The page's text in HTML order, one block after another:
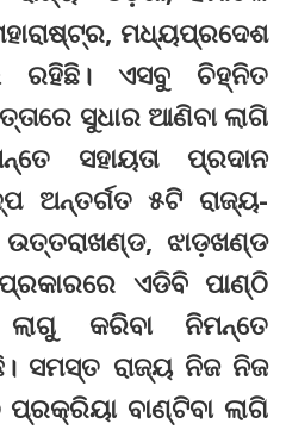
ମଧ୍ୟପ୍ରଦେଶ
ରହିଛି। ଏସବୁ ଚିହ୍ନିତ
ସୁଧାର ଆଣିବା ଲାଗି
ସହାୟତା ପ୍ରଦାନ
ଅନ୍ତର୍ଗତ ୫ଟି ରାଜ୍ୟ-
ଝାଡ଼ଖଣ୍ଡ
ଏଡିବି ପାଣ୍ଠି
କରିବା ନିମନ୍ତେ
ସମସ୍ତ ରାଜ୍ୟ ନିଜ ନିଜ
ପ୍ରକ୍ରିୟା ବାଣ୍ଟିବା ଲାଗି